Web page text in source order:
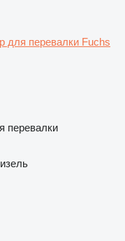
для перевалки Fuchs
перевалки